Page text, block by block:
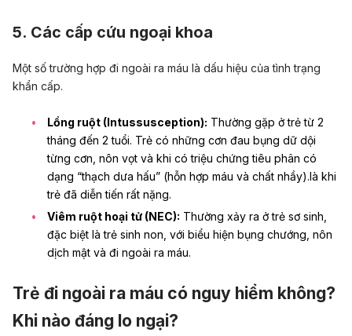
5. Các cấp cứu ngoại khoa
Một số trường hợp đi ngoài ra máu là dấu hiệu của tình trạng
khẩn cấp.
Lồng ruột (Intussusception): Thường gặp ở trẻ từ 2
tháng đến 2 tuổi. Trẻ có những cơn đau bụng dữ dội
từng cơn, nôn vọt và khi có triệu chứng tiêu phân có
dạng “thạch dưa hấu” (hỗn hợp máu và chất nhầy).là khi
trẻ đã diễn tiến rất nặng.
Viêm ruột hoại tử (NEC): Thường xảy ra ở trẻ sơ sinh,
đặc biệt là trẻ sinh non, với biểu hiện bụng chướng, nôn
dịch mật và đi ngoài ra máu.
Trẻ đi ngoài ra máu có nguy hiểm không?
Khi nào đáng lo ngại?